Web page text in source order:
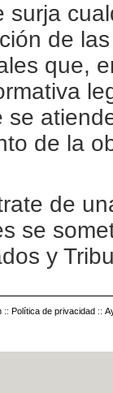
surja
de
que,
de la
de
se
y
:: Política de privacidad ::